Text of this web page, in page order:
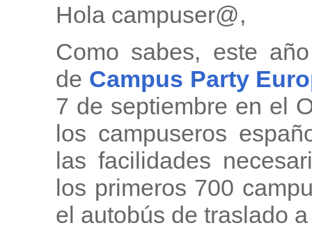
Hola campuser@,
Como sabes, este
de Campus Party
7 de septiembre en el
los campuseros
las facilidades
los primeros 700
el autobús de traslado